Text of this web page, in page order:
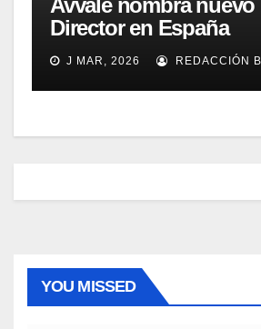
Director en España
J MAR, 2026 REDACCIÓN
YOU MISSED